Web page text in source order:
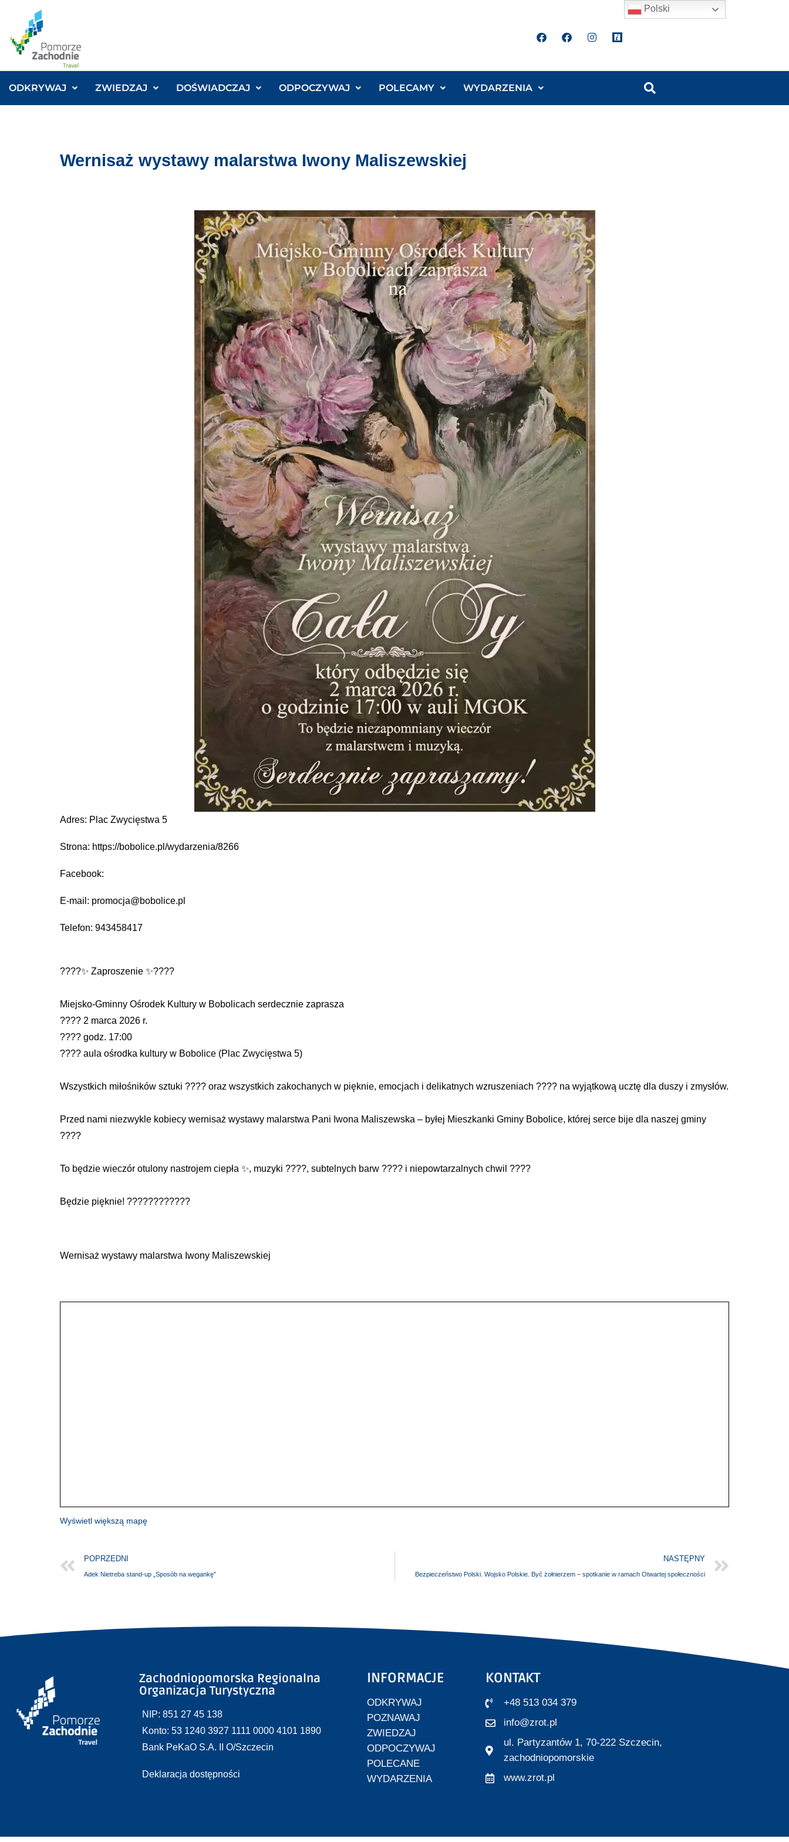
ODKRYWAJ ZWIEDZAJ DOŚWIADCZAJ ODPOCZYWAJ POLECAMY WYDARZENIA
Wernisaż wystawy malarstwa Iwony Maliszewskiej
Adres: Plac Zwycięstwa 5
Strona: https://bobolice.pl/wydarzenia/8266
Facebook:
E-mail: promocja@bobolice.pl
Telefon: 943458417
????✨ Zaproszenie ✨????
Miejsko-Gminny Ośrodek Kultury w Bobolicach serdecznie zaprasza
???? 2 marca 2026 r.
???? godz. 17:00
???? aula ośrodka kultury w Bobolice (Plac Zwycięstwa 5)
Wszystkich miłośników sztuki ???? oraz wszystkich zakochanych w pięknie, emocjach i delikatnych wzruszeniach ???? na wyjątkową ucztę dla duszy i zmysłów.
Przed nami niezwykle kobiecy wernisaż wystawy malarstwa Pani Iwona Maliszewska – byłej Mieszkanki Gminy Bobolice, której serce bije dla naszej gminy
????
To będzie wieczór otulony nastrojem ciepła ✨, muzyki ????, subtelnych barw ???? i niepowtarzalnych chwil ????
Będzie pięknie! ????????????
Wernisaż wystawy malarstwa Iwony Maliszewskiej
Wyświetl większą mapę
POPRZEDNI
Adek Nietreba stand-up „Sposób na wegankę”
NASTĘPNY
Bezpieczeństwo Polski. Wojsko Polskie. Być żołnierzem – spotkanie w ramach Otwartej społeczności
Zachodniopomorska Regionalna
Organizacja Turystyczna
NIP: 851 27 45 138
Konto: 53 1240 3927 1111 0000 4101 1890
Bank PeKaO S.A. II O/Szczecin
Deklaracja dostępności
INFORMACJE
ODKRYWAJ
POZNAWAJ
ZWIEDZAJ
ODPOCZYWAJ
POLECANE
WYDARZENIA
KONTAKT
+48 513 034 379
info@zrot.pl
ul. Partyzantów 1, 70-222 Szczecin,
zachodniopomorskie
www.zrot.pl
Polski